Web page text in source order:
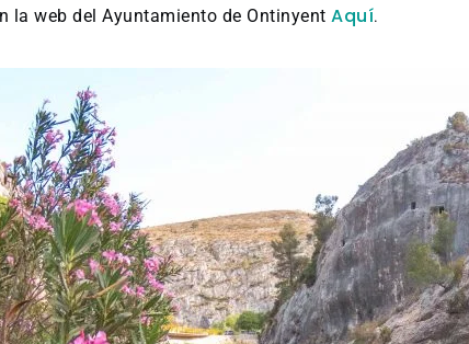
la web del Ayuntamiento de Ontinyent Aquí.